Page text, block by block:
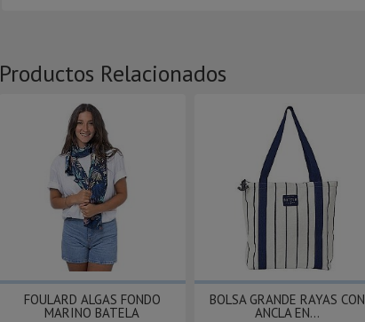
Productos Relacionados
FOULARD ALGAS FONDO
MARINO BATELA
BOLSA GRANDE RAYAS CON
ANCLA EN...